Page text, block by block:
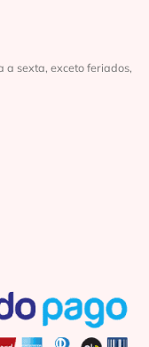
a sexta, exceto feriados,